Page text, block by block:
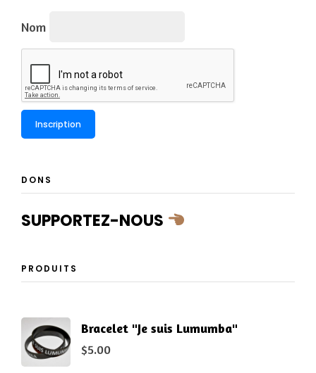
Nom
DONS
SUPPORTEZ-NOUS
PRODUITS
Bracelet "Je suis Lumumba"
$5.00